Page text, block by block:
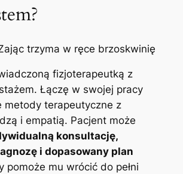
fizjoterapeutką z
Łączę w swojej pracy
metody terapeutyczne z
i empatią. Pacjent może
konsultację,
i dopasowany plan
pomoże mu wrócić do pełni